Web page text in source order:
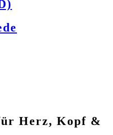
Herz, Kopf &